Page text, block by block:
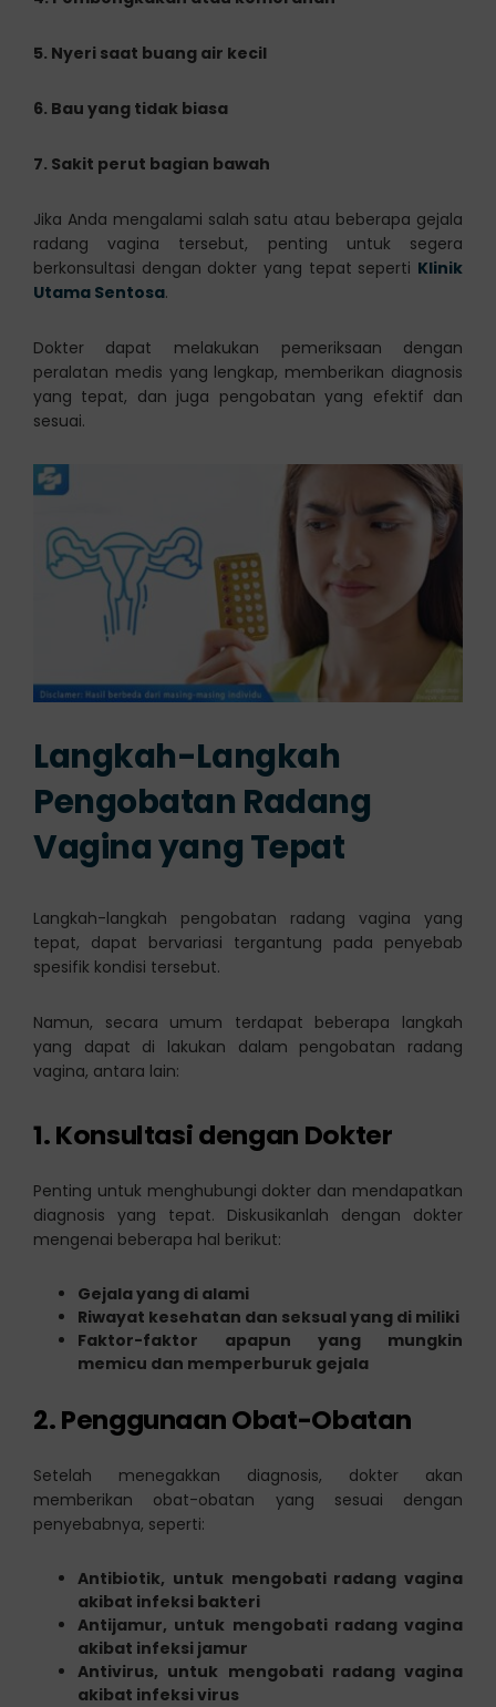
5. Nyeri saat buang air kecil
6. Bau yang tidak biasa
7. Sakit perut bagian bawah
Jika Anda mengalami salah satu atau beberapa gejala
radang vagina tersebut, penting untuk segera
berkonsultasi dengan dokter yang tepat seperti Klinik
Utama Sentosa.
Dokter dapat melakukan pemeriksaan dengan
peralatan medis yang lengkap, memberikan diagnosis
yang tepat, dan juga pengobatan yang efektif dan
sesuai.
Langkah-Langkah
Pengobatan Radang
Vagina yang Tepat
Langkah-langkah pengobatan radang vagina yang
tepat, dapat bervariasi tergantung pada penyebab
spesifik kondisi tersebut.
Namun, secara umum terdapat beberapa langkah
yang dapat di lakukan dalam pengobatan radang
vagina, antara lain:
1. Konsultasi dengan Dokter
Penting untuk menghubungi dokter dan mendapatkan
diagnosis yang tepat. Diskusikanlah dengan dokter
mengenai beberapa hal berikut:
Gejala yang di alami
Riwayat kesehatan dan seksual yang di miliki
Faktor-faktor apapun yang mungkin
memicu dan memperburuk gejala
2. Penggunaan Obat-Obatan
Setelah menegakkan diagnosis, dokter akan
memberikan obat-obatan yang sesuai dengan
penyebabnya, seperti:
Antibiotik, untuk mengobati radang vagina
akibat infeksi bakteri
Antijamur, untuk mengobati radang vagina
akibat infeksi jamur
Antivirus, untuk mengobati radang vagina
akibat infeksi virus